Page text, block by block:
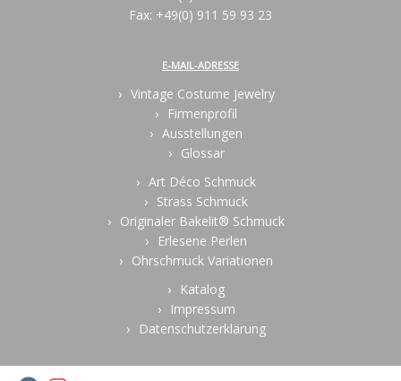
Fax: +49(0) 911 59 93 23
E-MAIL-ADRESSE
Vintage Costume Jewelry
Firmenprofil
Ausstellungen
Glossar
Art Déco Schmuck
Strass Schmuck
Originaler Bakelit® Schmuck
Erlesene Perlen
Ohrschmuck Variationen
Katalog
Impressum
Datenschutzerklärung